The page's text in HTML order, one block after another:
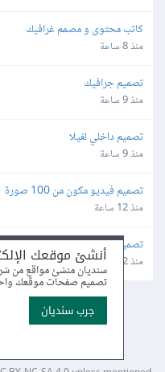
كاتب محتوى و مصمم غرافيك
منذ 8 ساعة
تصميم جرافيك
منذ 9 ساعة
تصميم داخلي لفيلا
منذ 9 ساعة
تصميم فيديو مكون من 100 صورة
منذ 12 ساعة
تصميم منشور ،كاروسيل، فيديو
منذ 12 ساعة
عن أكاديمية حسوب